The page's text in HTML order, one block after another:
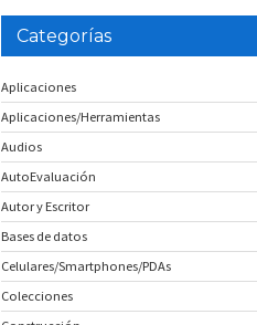
Categorías
Aplicaciones
Aplicaciones/Herramientas
Audios
AutoEvaluación
Autor y Escritor
Bases de datos
Celulares/Smartphones/PDAs
Colecciones